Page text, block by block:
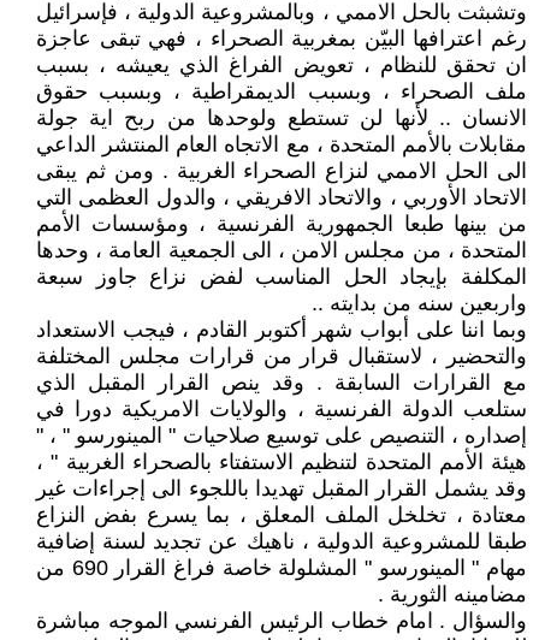
وتشبثت بالحل الاممي ، وبالمشروعية الدولية ، فإسرائيل
رغم اعترافها البيّن بمغربية الصحراء ، فهي تبقى عاجزة
ان تحقق للنظام ، تعويض الفراغ الذي يعيشه ، بسبب
ملف الصحراء ، وبسبب الديمقراطية ، وبسبب حقوق
الانسان .. لأنها لن تستطع ولوحدها من ربح اية جولة
مقابلات بالأمم المتحدة ، مع الاتجاه العام المنتشر الداعي
الى الحل الاممي لنزاع الصحراء الغربية . ومن ثم يبقى
الاتحاد الأوربي ، والاتحاد الافريقي ، والدول العظمى التي
من بينها طبعا الجمهورية الفرنسية ، ومؤسسات الأمم
المتحدة ، من مجلس الامن ، الى الجمعية العامة ، وحدها
المكلفة بإيجاد الحل المناسب لفض نزاع جاوز سبعة
واربعين سنه من بدايته ..
وبما اننا على أبواب شهر أكتوبر القادم ، فيجب الاستعداد
والتحضير ، لاستقبال قرار من قرارات مجلس المختلفة
مع القرارات السابقة . وقد ينص القرار المقبل الذي
ستلعب الدولة الفرنسية ، والولايات الامريكية دورا في
إصداره ، التنصيص على توسيع صلاحيات " المينورسو " ، "
هيئة الأمم المتحدة لتنظيم الاستفتاء بالصحراء الغربية " ،
وقد يشمل القرار المقبل تهديدا باللجوء الى إجراءات غير
معتادة ، تخلخل الملف المعلق ، بما يسرع بفض النزاع
طبقا للمشروعية الدولية ، ناهيك عن تجديد لسنة إضافية
مهام " المينورسو " المشلولة خاصة فراغ القرار 690 من
مضامينه الثورية .
والسؤال . امام خطاب الرئيس الفرنسي الموجه مباشرة